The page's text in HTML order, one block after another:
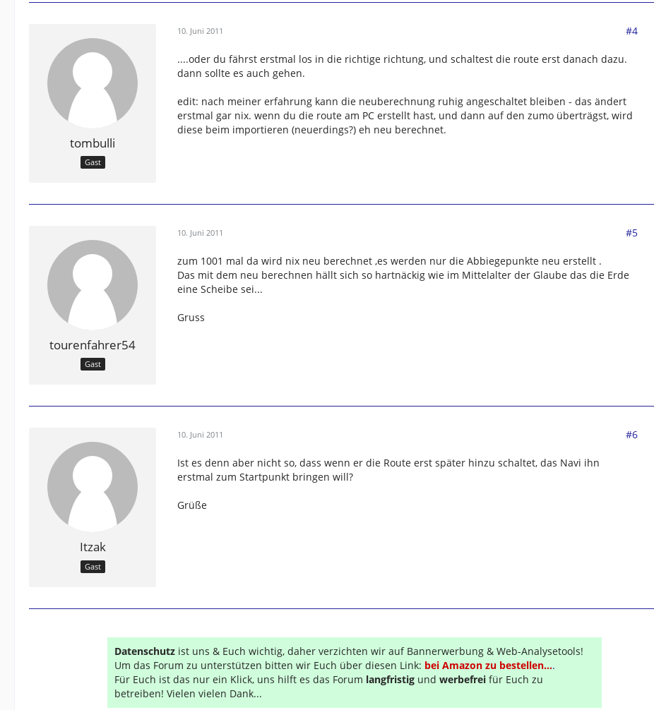
tombulli
Gast
10. Juni 2011 #4
....oder du fährst erstmal los in die richtige richtung, und schaltest die route erst danach dazu.
dann sollte es auch gehen.
edit: nach meiner erfahrung kann die neuberechnung ruhig angeschaltet bleiben - das ändert
erstmal gar nix. wenn du die route am PC erstellt hast, und dann auf den zumo überträgst, wird
diese beim importieren (neuerdings?) eh neu berechnet.
tourenfahrer54
Gast
10. Juni 2011 #5
zum 1001 mal da wird nix neu berechnet ,es werden nur die Abbiegepunkte neu erstellt .
Das mit dem neu berechnen hällt sich so hartnäckig wie im Mittelalter der Glaube das die Erde
eine Scheibe sei...
Gruss
Itzak
Gast
10. Juni 2011 #6
Ist es denn aber nicht so, dass wenn er die Route erst später hinzu schaltet, das Navi ihn
erstmal zum Startpunkt bringen will?
Grüße
Datenschutz ist uns & Euch wichtig, daher verzichten wir auf Bannerwerbung & Web-Analysetools!
Um das Forum zu unterstützen bitten wir Euch über diesen Link: bei Amazon zu bestellen....
Für Euch ist das nur ein Klick, uns hilft es das Forum langfristig und werbefrei für Euch zu
betreiben! Vielen vielen Dank...